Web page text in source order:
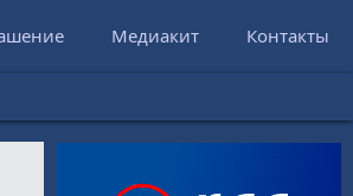
Медиакит Контакты